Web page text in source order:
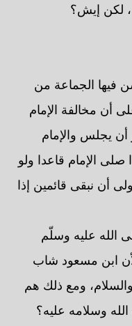
لكن إيش؟
فيها الجماعة من
أن مخالفة الإمام
يجلس والإمام
صلى الإمام قاعدا ولو
أن نبقى قائمين إذا
الله عليه وسلّم
ابن مسعود شاب
ومع ذلك هم
وسلامه عليه؟